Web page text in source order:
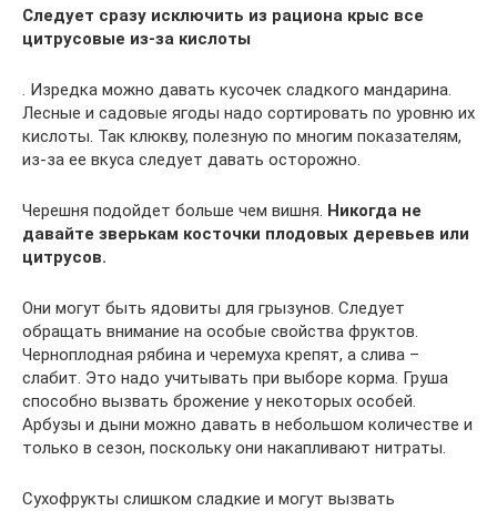
Следует сразу исключить из рациона крыс все
цитрусовые из-за кислоты
. Изредка можно давать кусочек сладкого мандарина.
Лесные и садовые ягоды надо сортировать по уровню их
кислоты. Так клюкву, полезную по многим показателям,
из-за ее вкуса следует давать осторожно.
Черешня подойдет больше чем вишня. Никогда не
давайте зверькам косточки плодовых деревьев или
цитрусов.
Они могут быть ядовиты для грызунов. Следует
обращать внимание на особые свойства фруктов.
Черноплодная рябина и черемуха крепят, а слива –
слабит. Это надо учитывать при выборе корма. Груша
способно вызвать брожение у некоторых особей.
Арбузы и дыни можно давать в небольшом количестве и
только в сезон, поскольку они накапливают нитраты.
Сухофрукты слишком сладкие и могут вызвать